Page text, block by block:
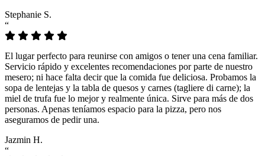
Stephanie S.
“
El lugar perfecto para reunirse con amigos o tener una cena familiar.
Servicio rápido y excelentes recomendaciones por parte de nuestro
mesero; ni hace falta decir que la comida fue deliciosa. Probamos la
sopa de lentejas y la tabla de quesos y carnes (tagliere di carne); la
miel de trufa fue lo mejor y realmente única. Sirve para más de dos
personas. Apenas teníamos espacio para la pizza, pero nos
aseguramos de pedir una.
Jazmin H.
“